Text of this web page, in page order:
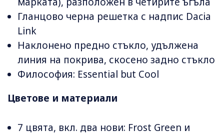
Гланцово черна решетка с надпис Dacia
Link
Наклонено предно стъкло, удължена
линия на покрива, скосено задно стъкло
Философия: Essential but Cool
Цветове и материали
7 цвята, вкл. два нови: Frost Green и